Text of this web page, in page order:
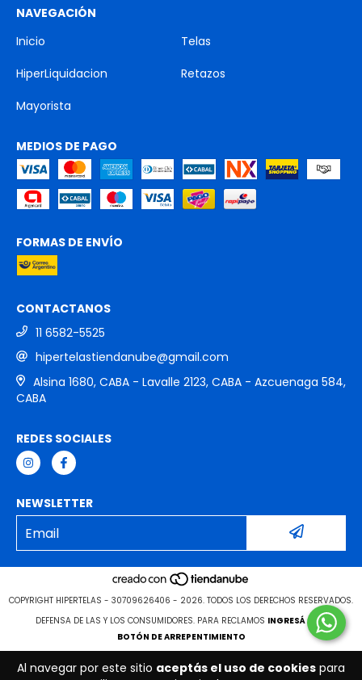
Al navegar por este sitio aceptás el uso de cookies para
NAVEGACIÓN
Inicio
Telas
HiperLiquidacion
Retazos
Mayorista
MEDIOS DE PAGO
FORMAS DE ENVÍO
CONTACTANOS
11 6582-5525
hipertelastiendanube@gmail.com
Alsina 1680, CABA - Lavalle 2123, CABA - Azcuenaga 584,
CABA
REDES SOCIALES
NEWSLETTER
COPYRIGHT HIPERTELAS - 30709626406 - 2026. TODOS LOS DERECHOS RESERVADOS.
DEFENSA DE LAS Y LOS CONSUMIDORES. PARA RECLAMOS INGRESÁ ACÁ.
BOTÓN DE ARREPENTIMIENTO